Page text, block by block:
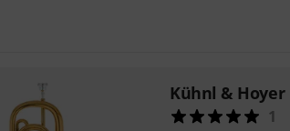
Kühnl & Hoyer
1